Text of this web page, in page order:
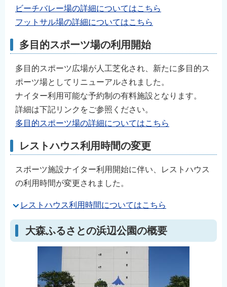
ビーチバレー場の詳細についてはこちら
フットサル場の詳細についてはこちら
多目的スポーツ場の利用開始
多目的スポーツ広場が人工芝化され、新たに多目的ス
ポーツ場としてリニューアルされました。
ナイター利用可能な予約制の有料施設となります。
詳細は下記リンクをご参照ください。
多目的スポーツ場の詳細についてはこちら
レストハウス利用時間の変更
スポーツ施設ナイター利用開始に伴い、レストハウス
の利用時間が変更されました。
レストハウス利用時間についてはこちら
大森ふるさとの浜辺公園の概要